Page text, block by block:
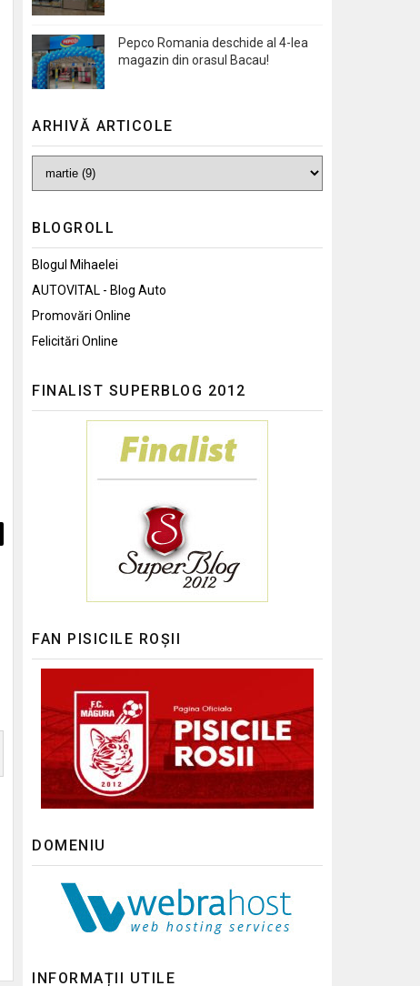
Pepco Romania deschide al 4-lea
magazin din orasul Bacau!
ARHIVĂ ARTICOLE
BLOGROLL
Blogul Mihaelei
AUTOVITAL - Blog Auto
Promovări Online
Felicitări Online
FINALIST SUPERBLOG 2012
FAN PISICILE ROȘII
DOMENIU
INFORMAȚII UTILE